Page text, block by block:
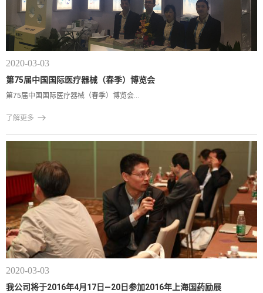
2020-03-03
第75届中国国际医疗器械（春季）博览会
第75届中国国际医疗器械（春季）博览会...
了解更多 
2020-03-03
我公司将于2016年4月17日—20日参加2016年上海国药励展